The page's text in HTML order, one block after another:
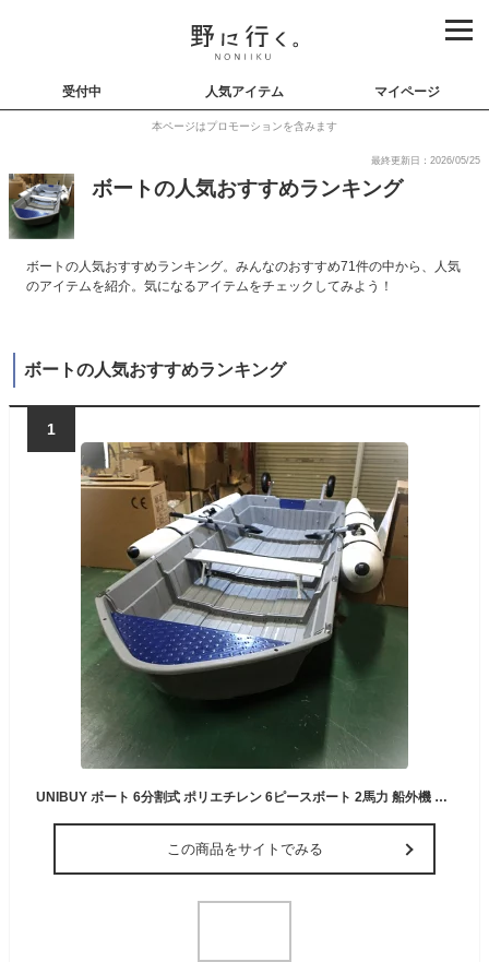
受付中 人気アイテム マイページ
本ページはプロモーションを含みます
最終更新日：2026/05/25
ボートの人気おすすめランキング
ボートの人気おすすめランキング。みんなのおすすめ71件の中から、人気
のアイテムを紹介。気になるアイテムをチェックしてみよう！
ボートの人気おすすめランキング
1
UNIBUY ボート 6分割式 ポリエチレン 6ピースボート 2馬力 船外機 対応 釣りボート 免許不要 シックスボート オール クラッチ サイドフロート ドーリー ベンチ 一式付き
この商品をサイトでみる